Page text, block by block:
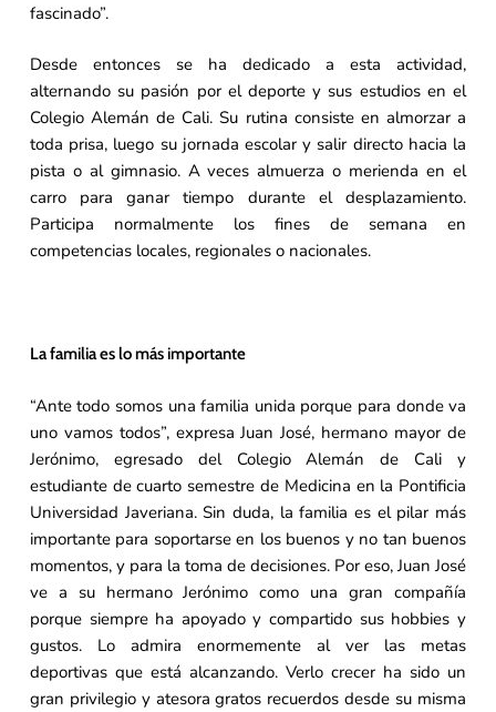
fascinado”.
Desde entonces se ha dedicado a esta actividad,
alternando su pasión por el deporte y sus estudios en el
Colegio Alemán de Cali. Su rutina consiste en almorzar a
toda prisa, luego su jornada escolar y salir directo hacia la
pista o al gimnasio. A veces almuerza o merienda en el
carro para ganar tiempo durante el desplazamiento.
Participa normalmente los fines de semana en
competencias locales, regionales o nacionales.
La familia es lo más importante
“Ante todo somos una familia unida porque para donde va
uno vamos todos”, expresa Juan José, hermano mayor de
Jerónimo, egresado del Colegio Alemán de Cali y
estudiante de cuarto semestre de Medicina en la Pontificia
Universidad Javeriana. Sin duda, la familia es el pilar más
importante para soportarse en los buenos y no tan buenos
momentos, y para la toma de decisiones. Por eso, Juan José
ve a su hermano Jerónimo como una gran compañía
porque siempre ha apoyado y compartido sus hobbies y
gustos. Lo admira enormemente al ver las metas
deportivas que está alcanzando. Verlo crecer ha sido un
gran privilegio y atesora gratos recuerdos desde su misma